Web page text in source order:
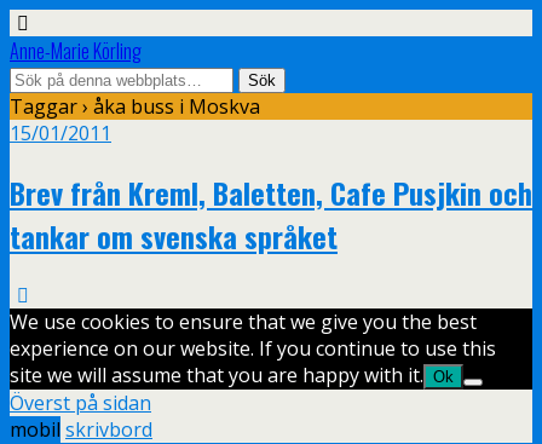
Anne-Marie Körling
Taggar › åka buss i Moskva
15/01/2011
Brev från Kreml, Baletten, Cafe Pusjkin och
tankar om svenska språket
We use cookies to ensure that we give you the best
experience on our website. If you continue to use this
site we will assume that you are happy with it. Ok
Överst på sidan
mobil skrivbord